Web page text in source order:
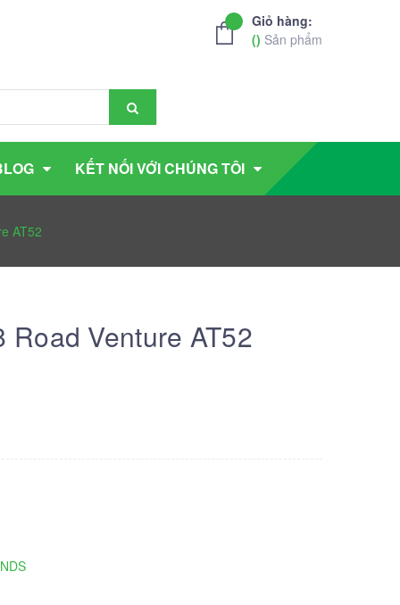
Giỏ hàng:
() Sản phẩm
KẾT NỐI VỚI CHÚNG TÔI
AT52
Venture AT52